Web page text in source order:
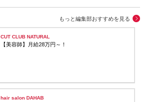
もっと編集部おすすめを見る
CUT CLUB NATURAL
【美容師】月給28万円～！
hair salon DAHAB